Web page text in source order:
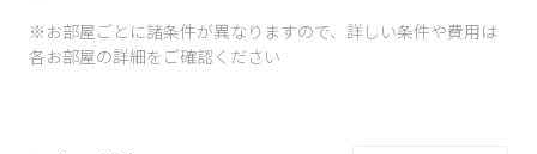
※お部屋ごとに諸条件が異なりますので、詳しい条件や費用は
各お部屋の詳細をご確認ください